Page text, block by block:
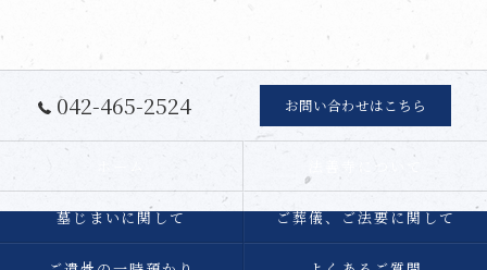
042-465-2524 お問い合わせはこちら
墓じまいに関して ご葬儀、ご法要に関して